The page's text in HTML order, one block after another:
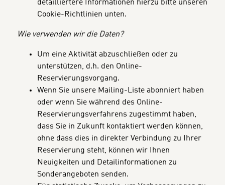
detailliertere Informationen hierzu bitte unseren
Cookie-Richtlinien unten.
Wie verwenden wir die Daten?
Um eine Aktivität abzuschließen oder zu
unterstützen, d.h. den Online-
Reservierungsvorgang.
Wenn Sie unsere Mailing-Liste abonniert haben
oder wenn Sie während des Online-
Reservierungsverfahrens zugestimmt haben,
dass Sie in Zukunft kontaktiert werden können,
ohne dass dies in direkter Verbindung zu Ihrer
Reservierung steht, können wir Ihnen
Neuigkeiten und Detailinformationen zu
Sonderangeboten senden.